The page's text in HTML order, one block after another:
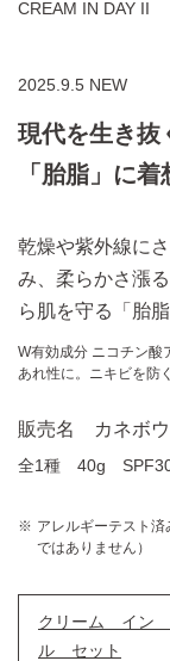
CREAM IN DAY II
2025.9.5 NEW
現代を生き抜
「胎脂」に
乾燥や紫外線に
み、柔らかさ漲
ら肌を守る「胎
W有効成分 ニコチン酸
あれ性に。ニキビを防ぐ
販売名 カネボ
全1種 40g SPF30
アレルギーテスト
ではありません）
クリーム イ
ル セット